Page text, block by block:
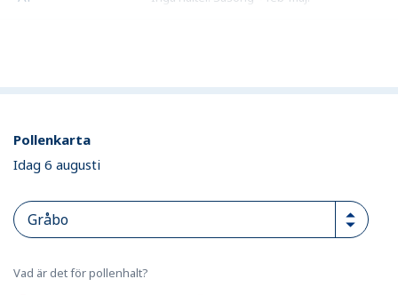
Pollenkarta
Idag 6 augusti
Vad är det för pollenhalt?